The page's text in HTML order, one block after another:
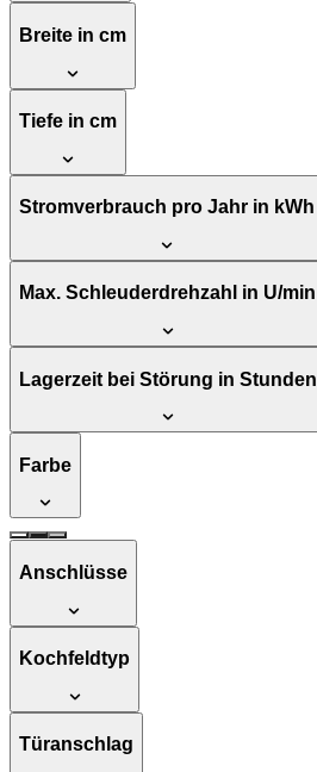
Breite in cm
Tiefe in cm
Stromverbrauch pro Jahr in kWh
Max. Schleuderdrehzahl in U/min
Lagerzeit bei Störung in Stunden
Farbe
Anschlüsse
Kochfeldtyp
Türanschlag